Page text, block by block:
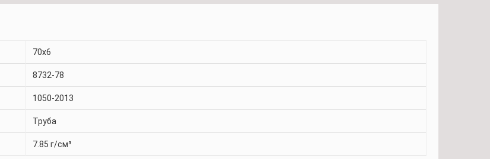
70x6
8732-78
1050-2013
Труба
7.85 г/см³